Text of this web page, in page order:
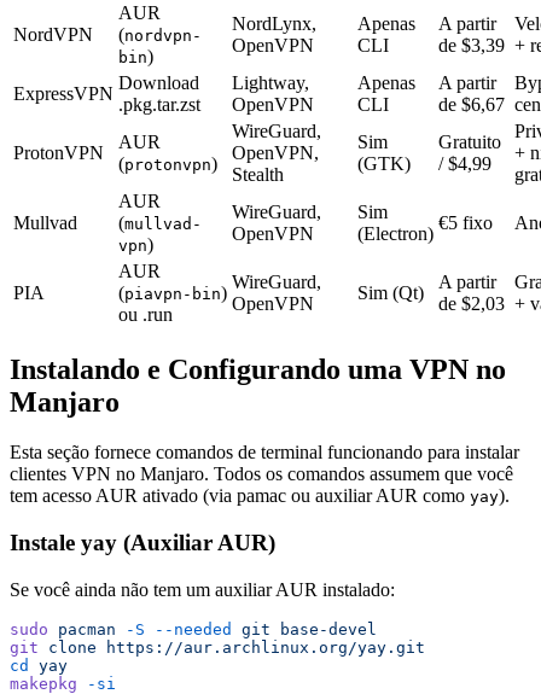
NordVPN
AUR
(nordvpn-
bin)
NordLynx,
OpenVPN
Apenas
CLI
A partir
de $3,39 +
ExpressVPN
Download
.pkg.tar.zst
Lightway,
OpenVPN
Apenas
CLI
A partir
de $6,67
ProtonVPN
AUR
(protonvpn)
WireGuard,
OpenVPN,
Stealth
Sim
(GTK)
Gratuito
/ $4,99
+
Mullvad
AUR
(mullvad-
vpn)
WireGuard,
OpenVPN
Sim
(Electron)
€5 fixo
PIA
AUR
(piavpn-bin)
ou .run
WireGuard,
OpenVPN
Sim (Qt)
A partir
de $2,03 +
Instalando e Configurando uma VPN no
Manjaro
Esta seção fornece comandos de terminal funcionando para instalar
clientes VPN no Manjaro. Todos os comandos assumem que você
tem acesso AUR ativado (via pamac ou auxiliar AUR como yay).
Instale yay (Auxiliar AUR)
Se você ainda não tem um auxiliar AUR instalado:
sudo pacman -S --needed git base-devel
git clone https://aur.archlinux.org/yay.git
cd
yay
makepkg -si